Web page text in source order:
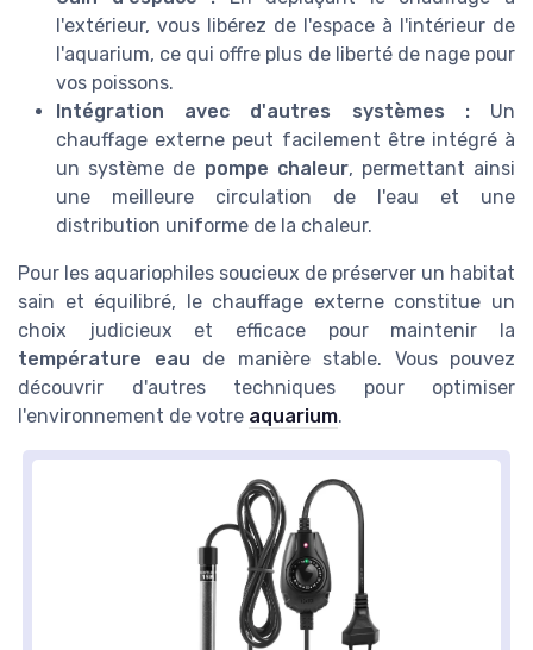
l'extérieur, vous libérez de l'espace à l'intérieur de
l'aquarium, ce qui offre plus de liberté de nage pour
vos poissons.
Intégration avec d'autres systèmes :Un
chauffage externe peut facilement être intégré à
un système de pompe chaleur, permettant ainsi
une meilleure circulation de l'eau et une
distribution uniforme de la chaleur.
Pour les aquariophiles soucieux de préserver un habitat
sain et équilibré, le chauffage externe constitue un
choix judicieux et efficace pour maintenir la
température eau de manière stable. Vous pouvez
découvrir d'autres techniques pour optimiser
l'environnement de votre aquarium.